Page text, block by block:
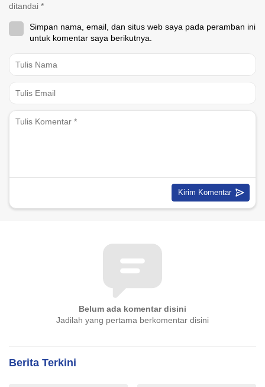
ditandai *
Simpan nama, email, dan situs web saya pada peramban ini
untuk komentar saya berikutnya.
Belum ada komentar disini
Jadilah yang pertama berkomentar disini
Berita Terkini